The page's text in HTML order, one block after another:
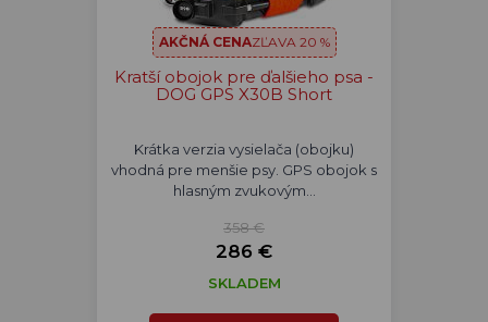
AKČNÁ CENAZĽAVA 20 %
Kratší obojok pre ďalšieho psa -
DOG GPS X30B Short
Krátka verzia vysielača (obojku)
vhodná pre menšie psy. GPS obojok s
hlasným zvukovým…
358 €
286 €
SKLADEM